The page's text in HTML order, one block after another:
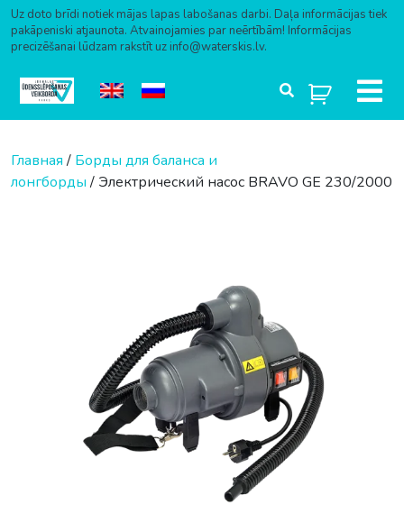
Uz doto brīdi notiek mājas lapas labošanas darbi. Daļa informācijas tiek
pakāpeniski atjaunota. Atvainojamies par neērtībām! Informācijas
precizēšanai lūdzam rakstīt uz info@waterskis.lv.
Главная/ Борды для баланса и
лонгборды/ Электрический насос BRAVO GE 230/2000